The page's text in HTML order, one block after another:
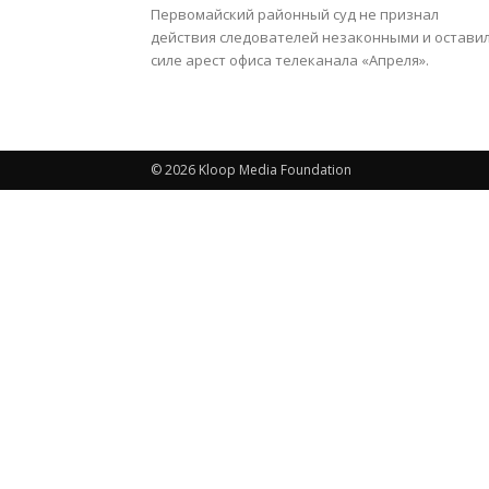
Первомайский районный суд не признал
действия следователей незаконными и
силе арест офиса телеканала «Апреля».
© 2026 Kloop Media Foundation